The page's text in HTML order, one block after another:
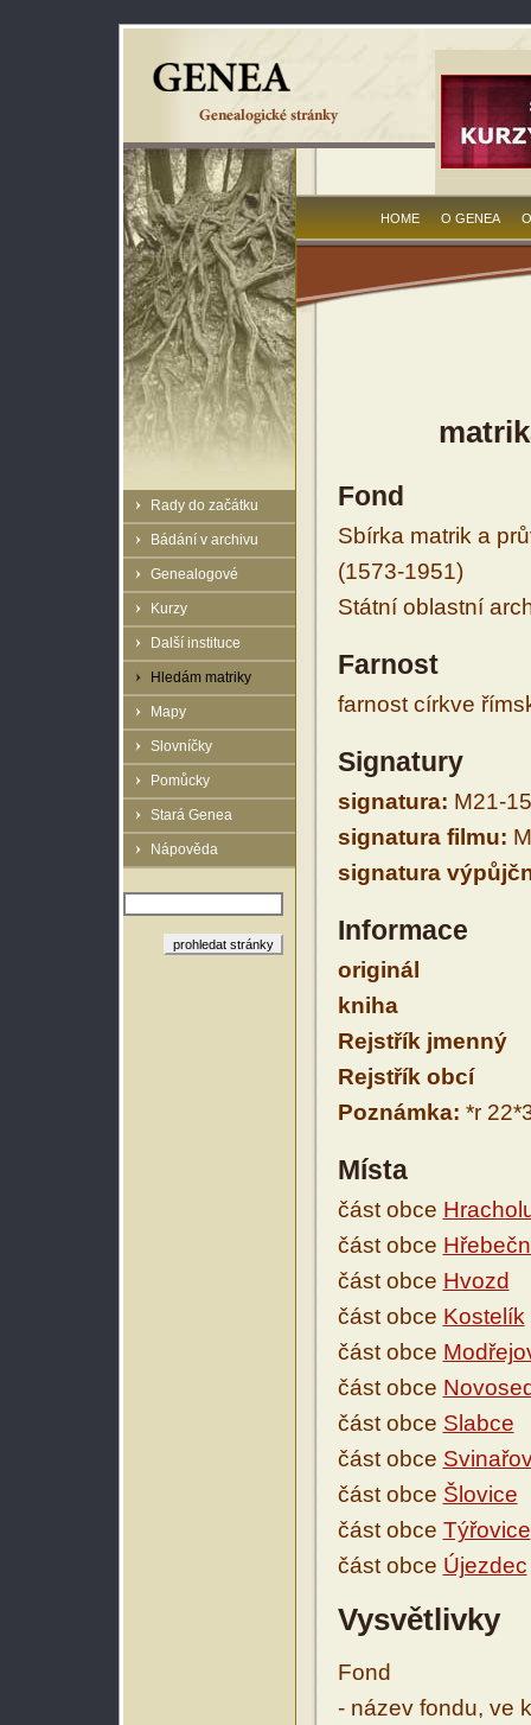
Rady do začátku
Bádání v archivu
Genealogové
Kurzy
Další instituce
Hledám matriky
Mapy
Slovníčky
Pomůcky
Stará Genea
Nápověda
HOME O GENEA
Fond
Sbírka matrik a
(1573-1951)
Státní oblastní
Farnost
farnost církve
Signatury
signatura: M21-
signatura filmu:
signatura
Informace
originál
kniha
Rejstřík jmenný
Rejstřík obcí
Poznámka: *r
Místa
část obce
část obce
část obce Hvozd
část obce Kostelík
část obce
část obce
část obce Slabce
část obce
část obce Šlovice
část obce Týřovice
část obce Újezdec
Vysvětlivky
Fond
- název fondu, ve